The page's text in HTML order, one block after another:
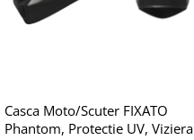
Casca Moto/Scuter FIXATO
Phantom, Protectie UV, Viziera